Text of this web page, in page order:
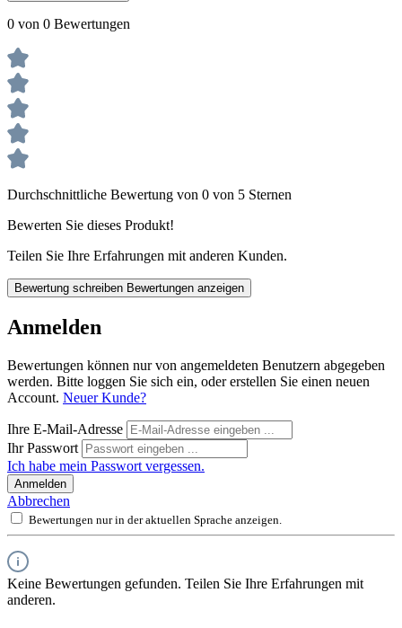
0 von 0 Bewertungen
Durchschnittliche Bewertung von 0 von 5 Sternen
Bewerten Sie dieses Produkt!
Teilen Sie Ihre Erfahrungen mit anderen Kunden.
Bewertung schreiben Bewertungen anzeigen
Anmelden
Bewertungen können nur von angemeldeten Benutzern abgegeben
werden. Bitte loggen Sie sich ein, oder erstellen Sie einen neuen
Account. Neuer Kunde?
Ihre E-Mail-Adresse
Ihr Passwort
Ich habe mein Passwort vergessen.
Anmelden
Abbrechen
Bewertungen nur in der aktuellen Sprache anzeigen.
Keine Bewertungen gefunden. Teilen Sie Ihre Erfahrungen mit
anderen.